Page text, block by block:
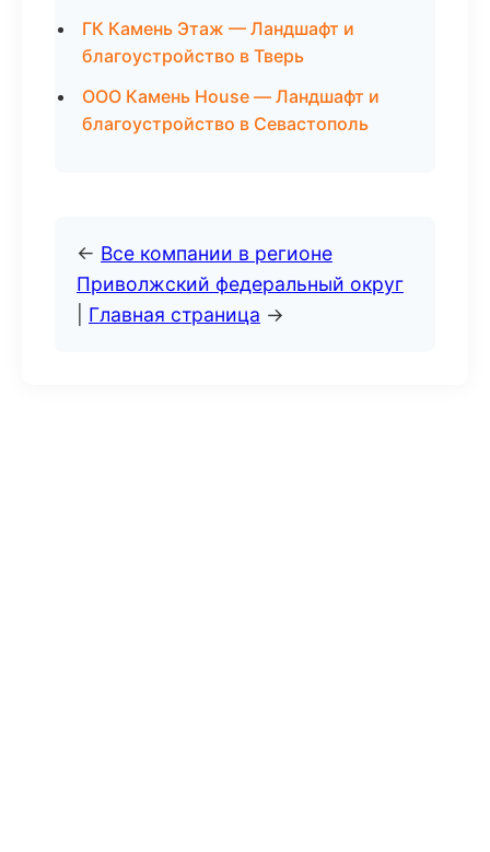
ГК Камень Этаж — Ландшафт и
благоустройство в Тверь
ООО Камень House — Ландшафт и
благоустройство в Севастополь
← Все компании в регионе
Приволжский федеральный округ
Главная страница →